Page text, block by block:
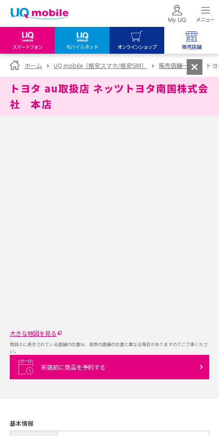
スマートフォン モバイルネット オンラインショップ 販売店舗
my UQ WiMAX
UQ WiMAX ご契約の方
My UQ mobile
UQ mobile ご契約の方
UQ mobile
オンラインショップ
UQ WiMAX
オンラインショップ
UQ mobile
販売店舗
UQ WiMAX
販売店舗
ホーム UQ mobile（格安スマホ/格安SIM） 販売店舗一覧 ト
トヨタ au取扱店 ネッツトヨタ南国株式会
社 本店
大きな地図を見る
地図上に表示されている店舗の位置は、実際の店舗の位置と異なる場合がありますのでご了承くださ
い。
来店前に商品を予約する
基本情報